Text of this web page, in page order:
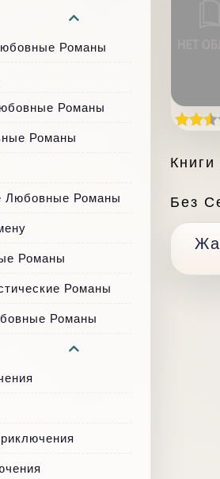
Без
Романы
Романы
Романы
Любовные Романы
Романы
Романы
Романы